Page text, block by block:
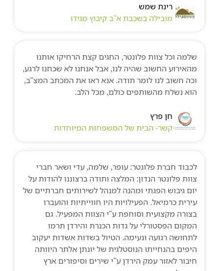
רינת שמש
מובילה בשכבת א"ב קיבוץ מגידו
שלמה וכל צוות פלונטר, החגים קצת הרחיקו אותנו
מהאירוע החשוב שהיה לנו, אבל אנחנו לא שכחנו לרגע,
וכה חשוב לנו לומר תודה. אנא ראו את המכתב המצ"ב,
הוא נשלח מהשותפים כולם, מכל הלב.
חן פרץ
קשר- הבית של המשפחות המיוחדות
לכבוד חברת פלונטר: עופר, שלמה, עדי ושאר חברי
צוות פלונטר הנדון: המלצה ותודה ברצוננו להודות על
יום גיבוש הפגתי ומהנה למנהל לשירותים חברתיים של
עירית כרמיאל. הפעילויות היו חווייתיות והועברו
בצורה מקצועית וסוחפת ע"י הצוות המפעיל. גם
המקום הפסטורלי על גדות הכנרת והירדן תרמו
לתחושה רגועה ונעימה. הטיול בשדות אשדות יעקוב
היפים בהנחייתו הנוסטלגית של יונתן אלתר היוותה
חיבור לאזור עמק הירדן ע"י שירים וסיפורים ארץ